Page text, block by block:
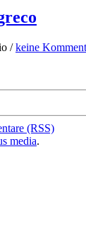
/keine
(RSS)
media.